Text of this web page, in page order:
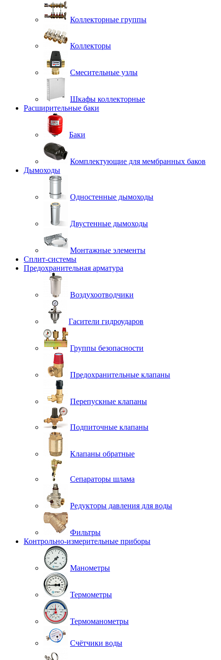
Коллекторные группы
Коллекторы
Смесительные узлы
Шкафы коллекторные
Расширительные баки
Баки
Комплектующие для мембранных баков
Дымоходы
Одностенные дымоходы
Двустенные дымоходы
Монтажные элементы
Сплит-системы
Предохранительная арматура
Воздухоотводчики
Гасители гидроударов
Группы безопасности
Предохранительные клапаны
Перепускные клапаны
Подпиточные клапаны
Клапаны обратные
Сепараторы шлама
Редукторы давления для воды
Фильтры
Контрольно-измерительные приборы
Манометры
Термометры
Термоманометры
Счётчики воды